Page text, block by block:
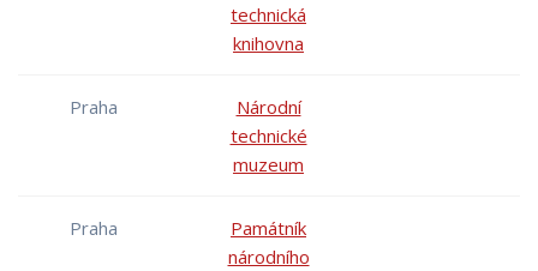
technická
knihovna
Praha
Národní
technické
muzeum
Praha
Památník
národního